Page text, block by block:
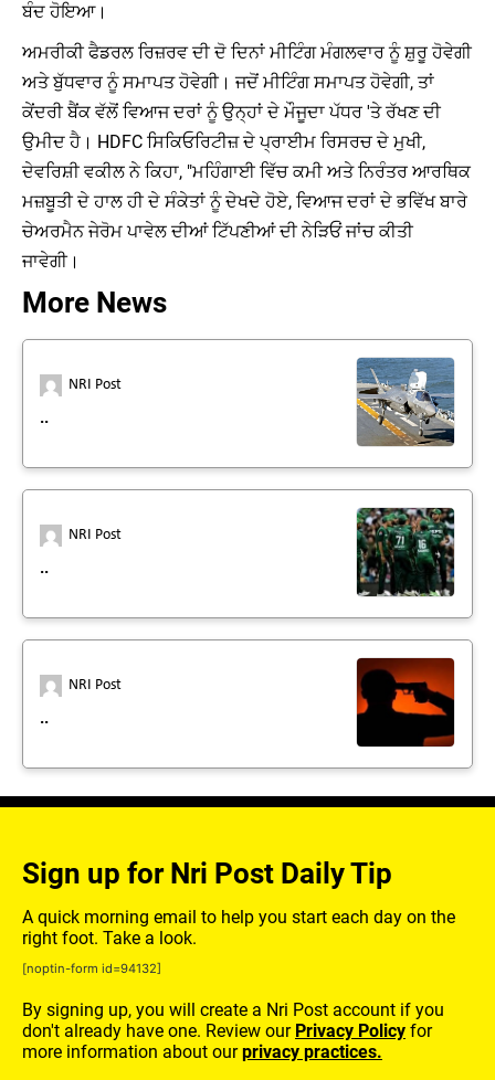
ਬੰਦ ਹੋਇਆ।
ਅਮਰੀਕੀ ਫੈਡਰਲ ਰਿਜ਼ਰਵ ਦੀ ਦੋ ਦਿਨਾਂ ਮੀਟਿੰਗ ਮੰਗਲਵਾਰ ਨੂੰ ਸ਼ੁਰੂ ਹੋਵੇਗੀ
ਅਤੇ ਬੁੱਧਵਾਰ ਨੂੰ ਸਮਾਪਤ ਹੋਵੇਗੀ। ਜਦੋਂ ਮੀਟਿੰਗ ਸਮਾਪਤ ਹੋਵੇਗੀ, ਤਾਂ
ਕੇਂਦਰੀ ਬੈਂਕ ਵੱਲੋਂ ਵਿਆਜ ਦਰਾਂ ਨੂੰ ਉਨ੍ਹਾਂ ਦੇ ਮੌਜੂਦਾ ਪੱਧਰ 'ਤੇ ਰੱਖਣ ਦੀ
ਉਮੀਦ ਹੈ। HDFC ਸਿਕਿਓਰਿਟੀਜ਼ ਦੇ ਪ੍ਰਾਈਮ ਰਿਸਰਚ ਦੇ ਮੁਖੀ,
ਦੇਵਰਿਸ਼ੀ ਵਕੀਲ ਨੇ ਕਿਹਾ, "ਮਹਿੰਗਾਈ ਵਿੱਚ ਕਮੀ ਅਤੇ ਨਿਰੰਤਰ ਆਰਥਿਕ
ਮਜ਼ਬੂਤੀ ਦੇ ਹਾਲ ਹੀ ਦੇ ਸੰਕੇਤਾਂ ਨੂੰ ਦੇਖਦੇ ਹੋਏ, ਵਿਆਜ ਦਰਾਂ ਦੇ ਭਵਿੱਖ ਬਾਰੇ
ਚੇਅਰਮੈਨ ਜੇਰੋਮ ਪਾਵੇਲ ਦੀਆਂ ਟਿੱਪਣੀਆਂ ਦੀ ਨੇੜਿਓਂ ਜਾਂਚ ਕੀਤੀ
ਜਾਵੇਗੀ।
More News
NRI Post
..
NRI Post
..
NRI Post
..
Sign up for Nri Post Daily Tip
A quick morning email to help you start each day on the
right foot. Take a look.
[noptin-form id=94132]
By signing up, you will create a Nri Post account if you
don't already have one. Review our Privacy Policy for
more information about ourprivacy practices.